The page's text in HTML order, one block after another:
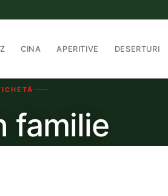
CINA APERITIVE DESERTURI
familie